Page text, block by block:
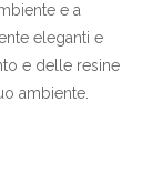
e a
eleganti e
e delle resine
ambiente.